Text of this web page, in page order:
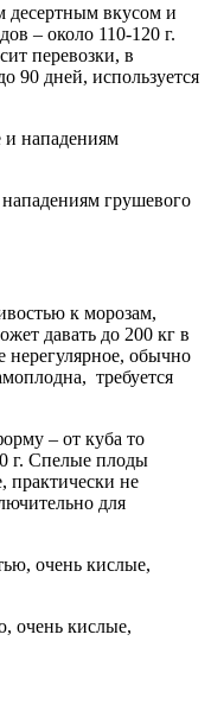
вкусом и
– около 110-120 г.
перевозки, в
90 дней, используется
грушевого
к морозам,
давать до 200 кг в
нерегулярное, обычно
требуется
– от куба то
г. Спелые плоды
практически не
для
очень кислые,